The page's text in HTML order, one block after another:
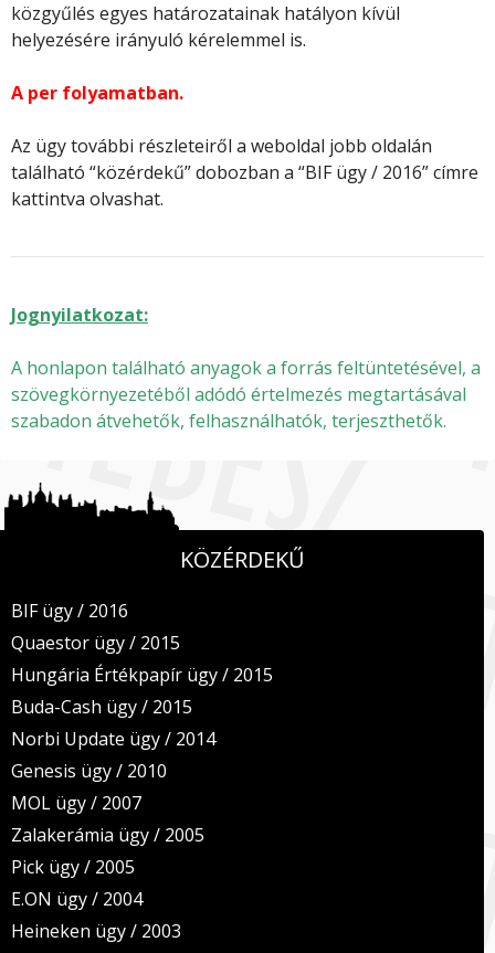
közgyűlés egyes határozatainak hatályon kívül
helyezésére irányuló kérelemmel is.
A per folyamatban.
Az ügy további részleteiről a weboldal jobb oldalán
található “közérdekű” dobozban a “BIF ügy / 2016” címre
kattintva olvashat.
Jognyilatkozat:
A honlapon található anyagok a forrás feltüntetésével, a
szövegkörnyezetéből adódó értelmezés megtartásával
szabadon átvehetők, felhasználhatók, terjeszthetők.
KÖZÉRDEKŰ
BIF ügy / 2016
Quaestor ügy / 2015
Hungária Értékpapír ügy / 2015
Buda-Cash ügy / 2015
Norbi Update ügy / 2014
Genesis ügy / 2010
MOL ügy / 2007
Zalakerámia ügy / 2005
Pick ügy / 2005
E.ON ügy / 2004
Heineken ügy / 2003